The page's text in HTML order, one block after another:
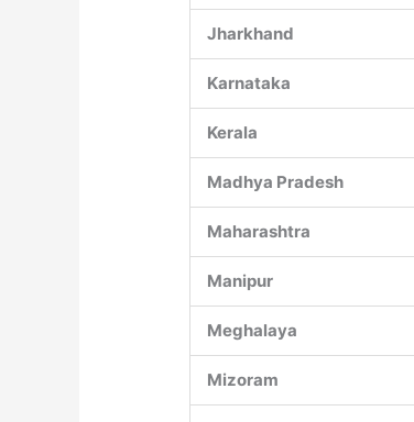
Jharkhand
Karnataka
Kerala
Madhya Pradesh
Maharashtra
Manipur
Meghalaya
Mizoram